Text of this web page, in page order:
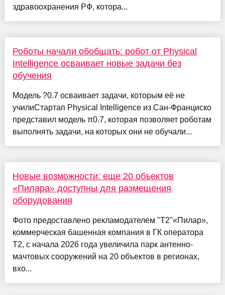
здравоохранения РФ, котора...
Роботы начали обобщать: робот от Physical
Intelligence осваивает новые задачи без
обучения
Модель ?0.7 осваивает задачи, которым её не
училиСтартап Physical Intelligence из Сан-Франциско
представил модель π0.7, которая позволяет роботам
выполнять задачи, на которых они не обучали...
Новые возможности: еще 20 объектов
«Пилара» доступны для размещения
оборудования
Фото предоставлено рекламодателем "Т2"«Пилар»,
коммерческая башенная компания в ГК оператора
Т2, с начала 2026 года увеличила парк антенно-
мачтовых сооружений на 20 объектов в регионах,
вхо...